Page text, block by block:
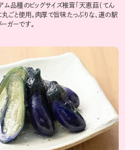
ム品種のビッグサイズ椎茸「天恵菇（てん
丸ごと使用。肉厚で旨味たっぷりな、道の駅
ガーです。